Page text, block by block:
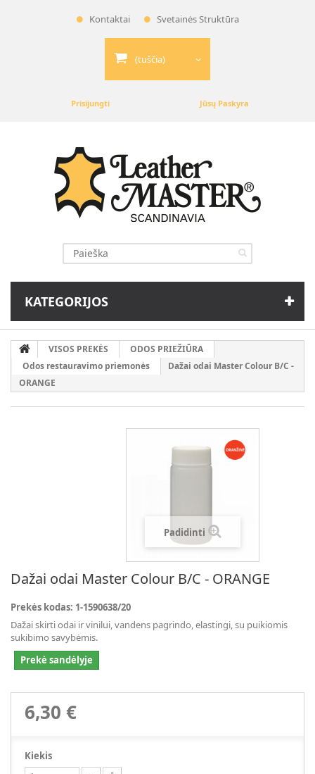
Kontaktai Svetainės Struktūra
(tuščia)
Prisijungti Jūsų Paskyra
KATEGORIJOS
VISOS PREKĖS
ODOS PRIEŽIŪRA
Odos restauravimo priemonės
Dažai odai Master Colour B/C -
ORANGE
Padidinti
Dažai odai Master Colour B/C - ORANGE
Prekės kodas: 1-1590638/20
Dažai skirti odai ir vinilui, vandens pagrindo, elastingi, su puikiomis
sukibimo savybėmis.
Prekė sandėlyje
6,30 €
Kiekis